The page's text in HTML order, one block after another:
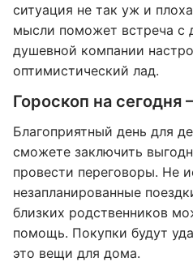
ситуация не так уж и
мысли поможет встреча с
душевной компании
оптимистический лад.
Гороскоп на сегодня
Благоприятный день для
сможете заключить
провести переговоры. Не
незапланированные
близких родственников
помощь. Покупки будут
это вещи для дома.